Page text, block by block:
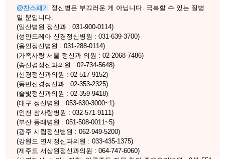
@찬스패기 정신병은 부끄러운 게 아닙니다. 극복할 수 있는 질병
일 뿐입니다.
(일산병원 정신과 : 031-900-0114)
(성안드레아 신경정신병원 : 031-639-3700)
(용인정신병원 : 031-288-0114)
(가족사랑 서울 정신과 의원 : 02-2068-7486)
(송신경정신과의원 : 02-734-5648)
(신경정신과의원 : 02-517-9152)
(동민신경정신과 : 02-353-2325)
(솔빛정신과의원 : 02-359-9418)
(대구 정신병원 : 053-630-3000~1)
(인천 참사랑병원 : 032-571-9111)
(부산 동래병원 : 051-508-0011~5)
(광주 시립정신병원 : 062-949-5200)
(강원도 연세정신과의원 : 033-435-1375)
(제주도 서상원정신과의원 : 064-747-6060)